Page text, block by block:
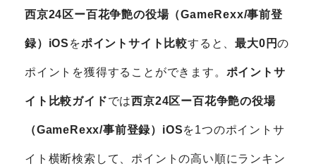
西京24区ー百花争艶の役場（GameRexx/事前登
録）iOS をポイントサイト比較すると、最大0円の
ポイントを獲得することができます。 ポイントサ
イト比較ガイドでは西京24区ー百花争艶の役場
（GameRexx/事前登録）iOSを1つのポイントサ
イト横断検索して、ポイントの高い順にランキン